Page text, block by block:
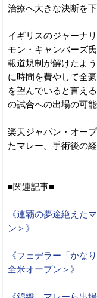
治療へ大きな決断を下
イギリスのジャーナ
モン・キャンバーズ
報道規制が解けたよ
に時間を費やして全
を望んでいると言え
の試合への出場の可
楽天ジャパン・オー
たマレー。手術後の
■関連記事■
《連覇の夢途絶えた
ン＞》
《フェデラー「かな
全米オープン＞》